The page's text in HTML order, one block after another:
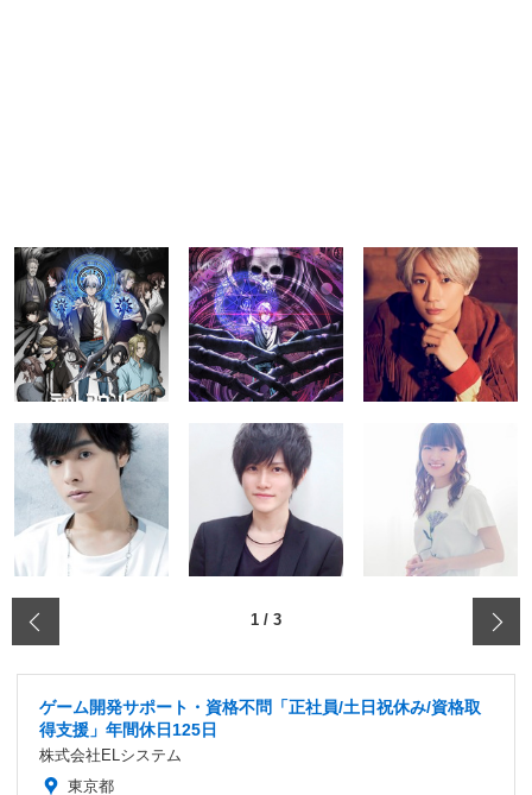
1 / 3
ゲーム開発サポート・資格不問「正社員/土日祝休み/資格取
得支援」年間休日125日
株式会社ELシステム
東京都